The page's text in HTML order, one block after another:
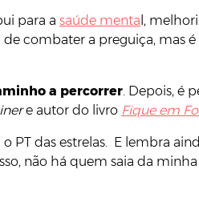
para a saúde menta l,
combater a preguiça, mas
a percorrer . Depois, é
e autor do livro Fique em
PT das estrelas. E lembra
não há quem saia da